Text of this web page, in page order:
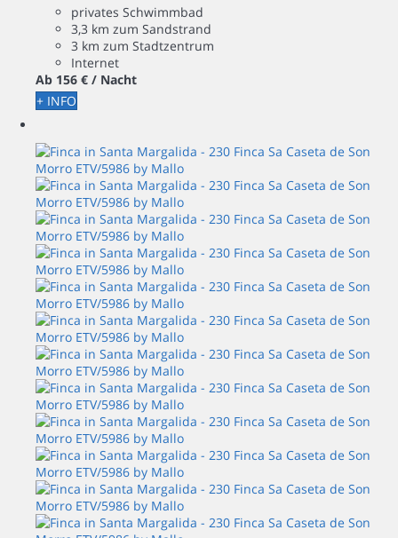
privates Schwimmbad
3,3 km zum Sandstrand
3 km zum Stadtzentrum
Internet
Ab 156 € / Nacht
+ INFO